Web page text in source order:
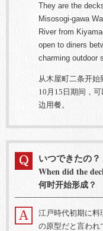
They are the
Misosogi-gawa
River from
open to diners
charming outdoor
从木屋町二条开
10月15日期间，
边用餐。
いつできたの？
When did the
何时开始形成？
江戸時代初期に料
の原型だと言われ